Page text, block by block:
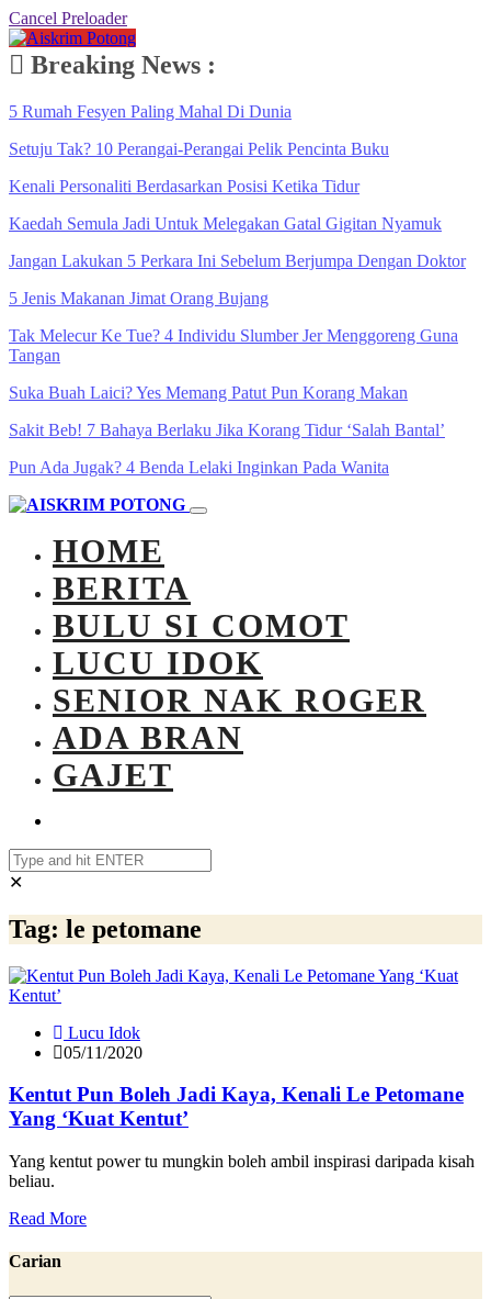
Cancel Preloader
Breaking News :
5 Rumah Fesyen Paling Mahal Di Dunia
Setuju Tak? 10 Perangai-Perangai Pelik Pencinta Buku
Kenali Personaliti Berdasarkan Posisi Ketika Tidur
Kaedah Semula Jadi Untuk Melegakan Gatal Gigitan Nyamuk
Jangan Lakukan 5 Perkara Ini Sebelum Berjumpa Dengan Doktor
5 Jenis Makanan Jimat Orang Bujang
Tak Melecur Ke Tue? 4 Individu Slumber Jer Menggoreng Guna
Tangan
Suka Buah Laici? Yes Memang Patut Pun Korang Makan
Sakit Beb! 7 Bahaya Berlaku Jika Korang Tidur ‘Salah Bantal’
Pun Ada Jugak? 4 Benda Lelaki Inginkan Pada Wanita
HOME
BERITA
BULU SI COMOT
LUCU IDOK
SENIOR NAK ROGER
ADA BRAN
GAJET
✕
Tag: le petomane
Lucu Idok
05/11/2020
Kentut Pun Boleh Jadi Kaya, Kenali Le Petomane
Yang ‘Kuat Kentut’
Yang kentut power tu mungkin boleh ambil inspirasi daripada kisah
beliau.
Read More
Carian